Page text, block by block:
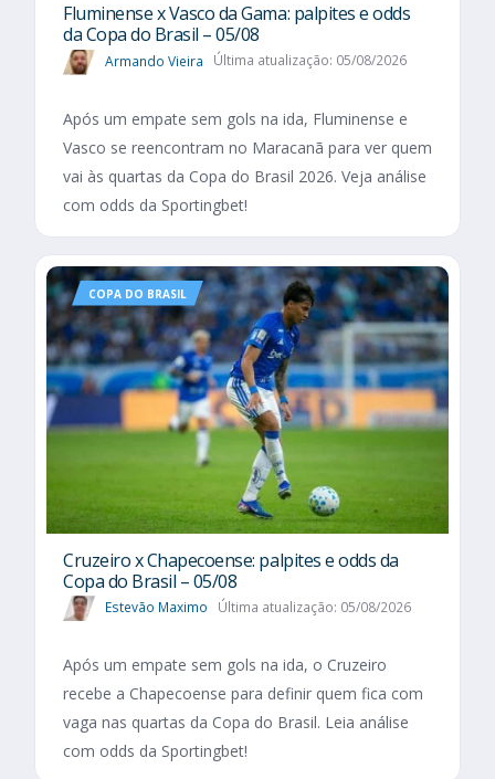
Fluminense x Vasco da Gama: palpites e odds
da Copa do Brasil – 05/08
Armando Vieira Última atualização: 05/08/2026
Após um empate sem gols na ida, Fluminense e
Vasco se reencontram no Maracanã para ver quem
vai às quartas da Copa do Brasil 2026. Veja análise
com odds da Sportingbet!
COPA DO BRASIL
Cruzeiro x Chapecoense: palpites e odds da
Copa do Brasil – 05/08
Estevão Maximo Última atualização: 05/08/2026
Após um empate sem gols na ida, o Cruzeiro
recebe a Chapecoense para definir quem fica com
vaga nas quartas da Copa do Brasil. Leia análise
com odds da Sportingbet!